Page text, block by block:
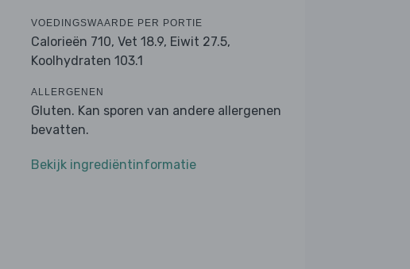
VOEDINGSWAARDE PER PORTIE
Calorieën 710, Vet 18.9, Eiwit 27.5,
Koolhydraten 103.1
ALLERGENEN
Gluten. Kan sporen van andere allergenen
bevatten.
Bekijk ingrediëntinformatie